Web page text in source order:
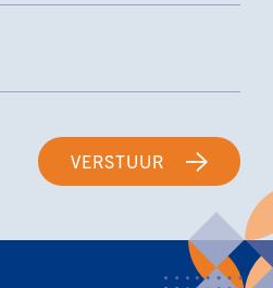
VERSTUUR